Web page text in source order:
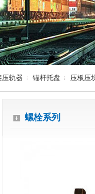
压轨器 锚杆托盘 压板压
螺栓系列